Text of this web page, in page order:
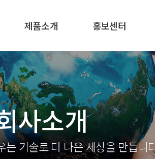
제품소개 홍보센터
사소개
는 기술로 더 나은 세상을 만듭니